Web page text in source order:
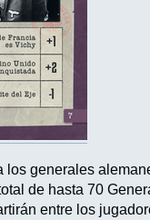
generales
de hasta 70
entre los